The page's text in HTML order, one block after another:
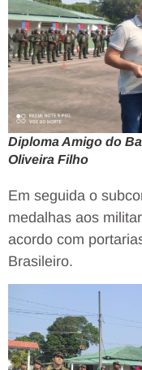
Diploma Amigo do
Oliveira Filho
Em seguida o
medalhas aos
acordo com
Brasileiro.